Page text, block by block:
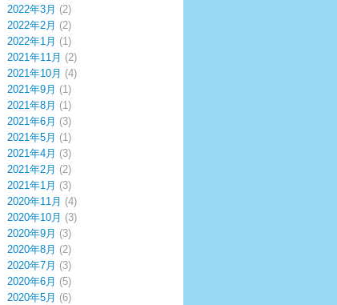
2022年3月 (2)
2022年2月 (2)
2022年1月 (1)
2021年11月 (2)
2021年10月 (4)
2021年9月 (1)
2021年8月 (1)
2021年6月 (3)
2021年5月 (1)
2021年4月 (3)
2021年2月 (2)
2021年1月 (3)
2020年11月 (4)
2020年10月 (3)
2020年9月 (3)
2020年8月 (2)
2020年7月 (3)
2020年6月 (5)
2020年5月 (6)